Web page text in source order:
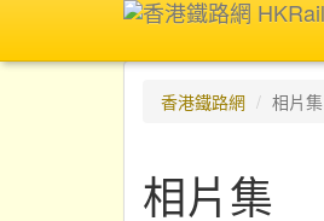
香港鐵路網 相片集
相片集